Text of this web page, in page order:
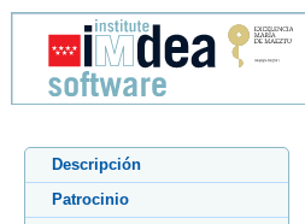
Descripción
Patrocinio